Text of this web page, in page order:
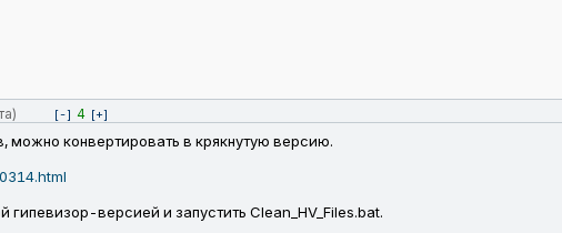
[-] 4 [+]
можно конвертировать в крякнутую версию.
гипевизор-версией и запустить Clean_HV_Files.bat.